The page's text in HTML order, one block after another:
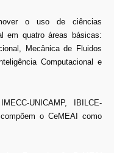
o uso de ciências
em quatro áreas básicas:
Mecânica de Fluidos
Computacional e
UNICAMP, IBILCE-
o CeMEAI como